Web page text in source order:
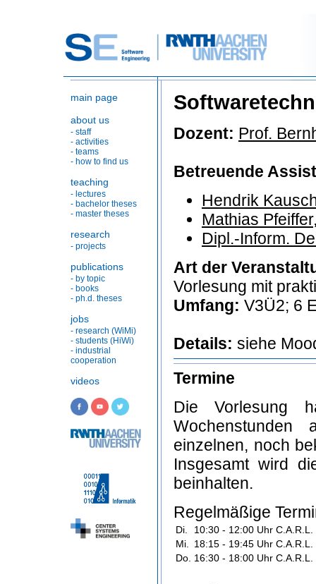
main page
about us
- staff
- activities
- teams
- how to find us
teaching
- lectures
- bachelor theses
- master theses
research
- projects
publications
- by topic
- books
- ph.d. theses
jobs
- research (WiMi)
- students (HiWi)
- industrial
cooperation
videos
Dozent: Prof.
Betreuende
Hendrik
Mathias
Dipl.-Inform.
Art der
Vorlesung mit
Umfang: V3Ü2; 6
Details: siehe
Termine
Die Vorlesung
einzelnen, noch
Insgesamt wird
beinhalten.
Regelmäßige
Di. 10:30 - 12:00 Uhr C.A.R.L.
Mi. 18:15 - 19:45 Uhr
Do. 16:30 - 18:00 Uhr C.A.R.L.